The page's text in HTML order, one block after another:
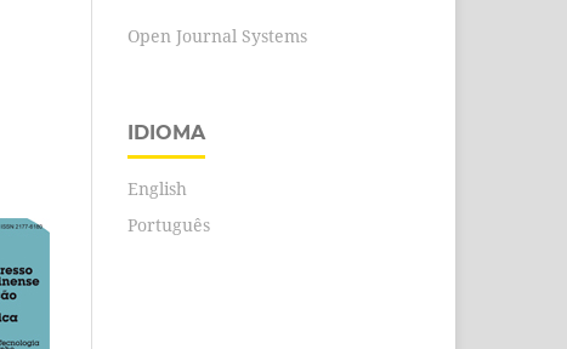
Open Journal Systems
IDIOMA
English
Português